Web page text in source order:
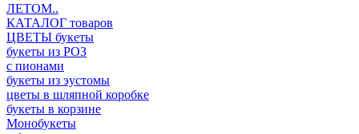
ЛЕТОМ..
КАТАЛОГ товаров
ЦВЕТЫ букеты
букеты из РОЗ
с пионами
букеты из эустомы
цветы в шляпной коробке
букеты в корзине
Монобукеты